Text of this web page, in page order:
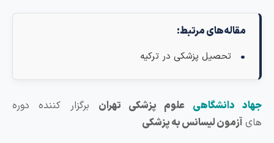
مقاله‌های مرتبط:
تحصیل پزشکی در ترکیه
دانشگاهیعلوم پزشکی تهرانبرگزار کننده دوره
آزمون لیسانس به پزشکی